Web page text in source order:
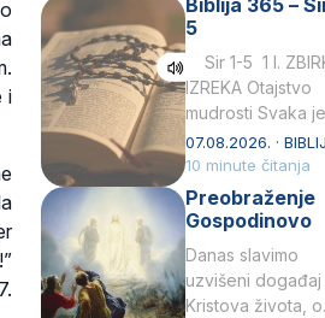
i
rođenjem Grk.
Obnovio je
afričkim…
Biblija 365 –
5
Sir 1-5 1 I.
IZREKA Otajstvo
mudrosti Svaka je
mudrost od
i s njime je
Tko će…
07.08.2026. ·
10 minute čitanja
Preobraženje
Gospodinovo
Danas slavimo
uzvišeni događaj
Kristova života, o